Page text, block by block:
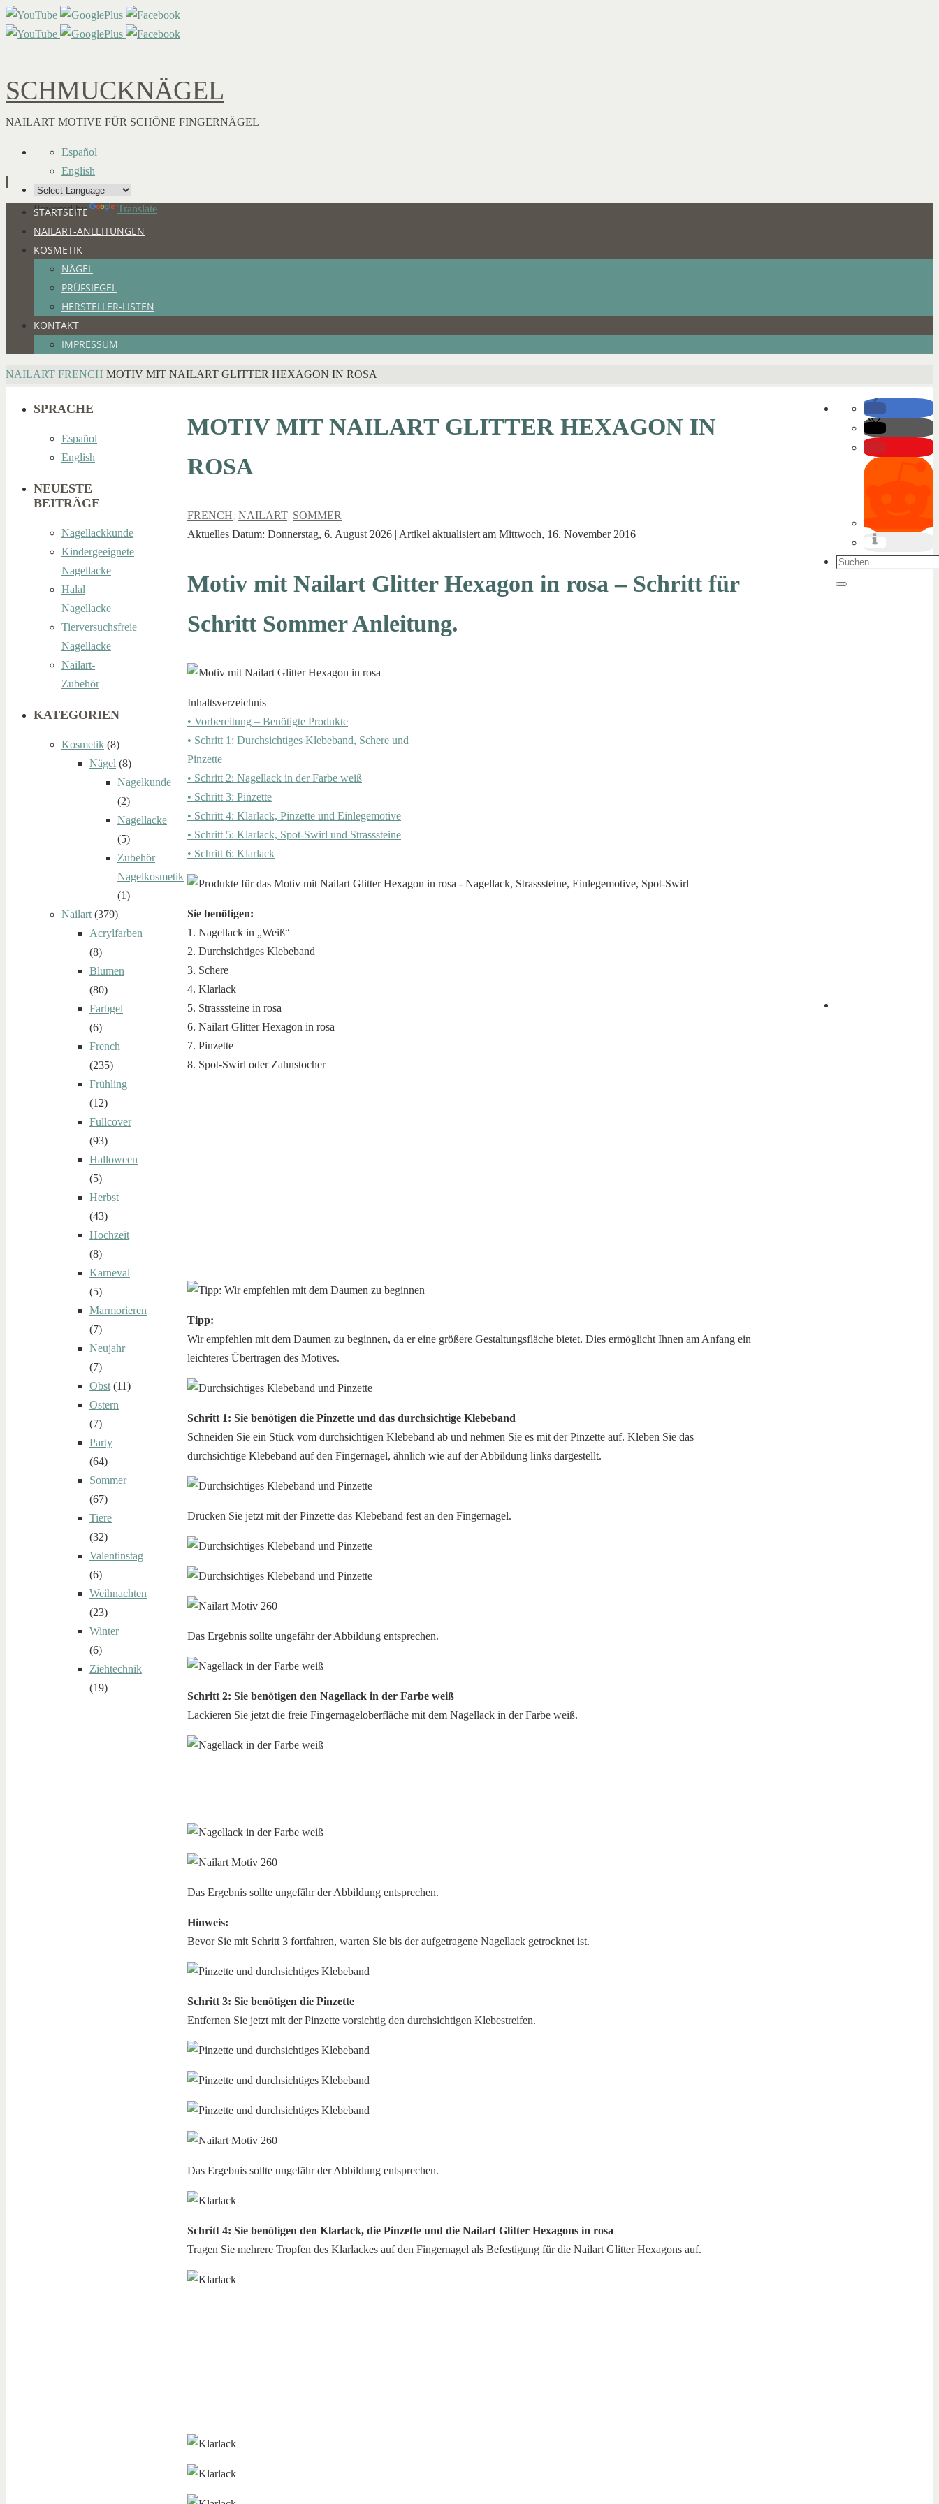
SCHMUCKNÄGEL
NAILART MOTIVE FÜR SCHÖNE FINGERNÄGEL
Español
English
Powered by Translate
Zum
Inhalt
springen
STARTSEITE
NAILART-ANLEITUNGEN
KOSMETIK
NÄGEL
PRÜFSIEGEL
HERSTELLER-LISTEN
KONTAKT
IMPRESSUM
HOME
NAILART FRENCH MOTIV MIT NAILART GLITTER HEXAGON IN ROSA
MOTIV MIT NAILART GLITTER HEXAGON IN
ROSA
FRENCH, NAILART, SOMMER
Aktuelles Datum: Donnerstag, 6. August 2026 | Artikel aktualisiert am Mittwoch, 16. November 2016
Motiv mit Nailart Glitter Hexagon in rosa – Schritt für
Schritt Sommer Anleitung.
Inhaltsverzeichnis
• Vorbereitung – Benötigte Produkte
• Schritt 1: Durchsichtiges Klebeband, Schere und
Pinzette
• Schritt 2: Nagellack in der Farbe weiß
• Schritt 3: Pinzette
• Schritt 4: Klarlack, Pinzette und Einlegemotive
• Schritt 5: Klarlack, Spot-Swirl und Strasssteine
• Schritt 6: Klarlack
Sie benötigen:
1. Nagellack in „Weiß“
2. Durchsichtiges Klebeband
3. Schere
4. Klarlack
5. Strasssteine in rosa
6. Nailart Glitter Hexagon in rosa
7. Pinzette
8. Spot-Swirl oder Zahnstocher
Tipp:
Wir empfehlen mit dem Daumen zu beginnen, da er eine größere Gestaltungsfläche bietet. Dies ermöglicht Ihnen am Anfang ein
leichteres Übertragen des Motives.
Schritt 1: Sie benötigen die Pinzette und das durchsichtige Klebeband
Schneiden Sie ein Stück vom durchsichtigen Klebeband ab und nehmen Sie es mit der Pinzette auf. Kleben Sie das
durchsichtige Klebeband auf den Fingernagel, ähnlich wie auf der Abbildung links dargestellt.
Drücken Sie jetzt mit der Pinzette das Klebeband fest an den Fingernagel.
Das Ergebnis sollte ungefähr der Abbildung entsprechen.
Schritt 2: Sie benötigen den Nagellack in der Farbe weiß
Lackieren Sie jetzt die freie Fingernageloberfläche mit dem Nagellack in der Farbe weiß.
Das Ergebnis sollte ungefähr der Abbildung entsprechen.
Hinweis:
Bevor Sie mit Schritt 3 fortfahren, warten Sie bis der aufgetragene Nagellack getrocknet ist.
Schritt 3: Sie benötigen die Pinzette
Entfernen Sie jetzt mit der Pinzette vorsichtig den durchsichtigen Klebestreifen.
Das Ergebnis sollte ungefähr der Abbildung entsprechen.
Schritt 4: Sie benötigen den Klarlack, die Pinzette und die Nailart Glitter Hexagons in rosa
Tragen Sie mehrere Tropfen des Klarlackes auf den Fingernagel als Befestigung für die Nailart Glitter Hexagons auf.
SPRACHE
Español
English
NEUESTE
BEITRÄGE
Nagellackkunde
Kindergeeignete
Nagellacke
Halal
Nagellacke
Tierversuchsfreie
Nagellacke
Nailart-
Zubehör
KATEGORIEN
Kosmetik (8)
Nägel (8)
Nagelkunde
(2)
Nagellacke
(5)
Zubehör
Nagelkosmetik
(1)
Nailart (379)
Acrylfarben
(8)
Blumen
(80)
Farbgel
(6)
French
(235)
Frühling
(12)
Fullcover
(93)
Halloween
(5)
Herbst
(43)
Hochzeit
(8)
Karneval
(5)
Marmorieren
(7)
Neujahr
(7)
Obst (11)
Ostern
(7)
Party
(64)
Sommer
(67)
Tiere
(32)
Valentinstag
(6)
Weihnachten
(23)
Winter
(6)
Ziehtechnik
(19)
Suchen
nach:
Suchen